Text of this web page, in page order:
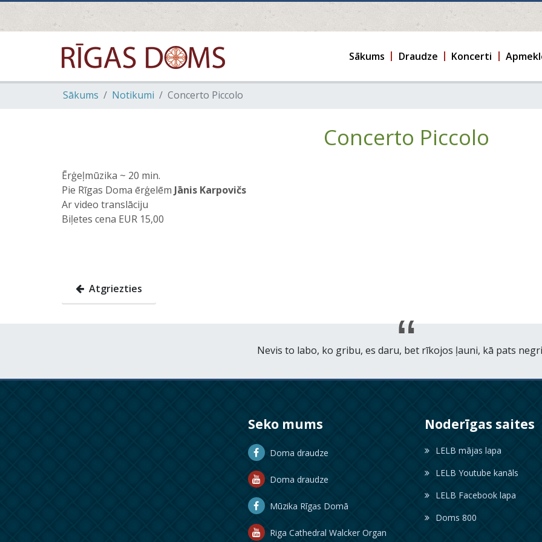
Sākums Draudze Koncerti
Sākums Notikumi Concerto Piccolo
Concerto Piccolo
Ērģeļmūzika ~ 20 min.
Pie Rīgas Doma ērģelēm Jānis Karpovičs
Ar video translāciju
Biļetes cena EUR 15,00
Atgriezties
Nevis to labo, ko gribu, es daru, bet rīkojos ļauni, kā pats
Seko mums
Doma draudze
Doma draudze
Mūzika Rīgas Domā
Riga Cathedral Walcker Organ
Noderīgas saites
LELB mājas lapa
LELB Youtube kanāls
LELB Facebook lapa
Doms 800